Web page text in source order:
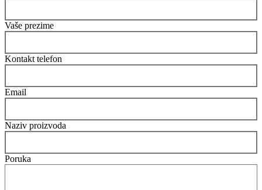
Vaše prezime
Kontakt telefon
Email
Naziv proizvoda
Poruka